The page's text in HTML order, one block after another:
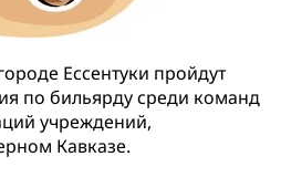
Ессентуки пройдут
по бильярду среди команд
учреждений,
Кавказе.